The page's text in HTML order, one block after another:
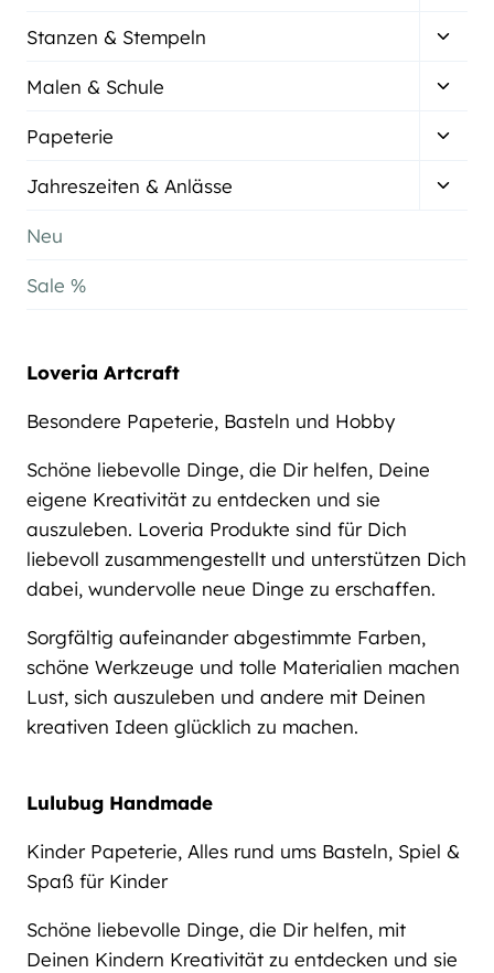
Stanzen & Stempeln
Malen & Schule
Papeterie
Jahreszeiten & Anlässe
Neu
Sale %
Loveria Artcraft
Besondere Papeterie, Basteln und Hobby
Schöne liebevolle Dinge, die Dir helfen, Deine
eigene Kreativität zu entdecken und sie
auszuleben. Loveria Produkte sind für Dich
liebevoll zusammengestellt und unterstützen Dich
dabei, wundervolle neue Dinge zu erschaffen.
Sorgfältig aufeinander abgestimmte Farben,
schöne Werkzeuge und tolle Materialien machen
Lust, sich auszuleben und andere mit Deinen
kreativen Ideen glücklich zu machen.
Lulubug Handmade
Kinder Papeterie, Alles rund ums Basteln, Spiel &
Spaß für Kinder
Schöne liebevolle Dinge, die Dir helfen, mit
Deinen Kindern Kreativität zu entdecken und sie